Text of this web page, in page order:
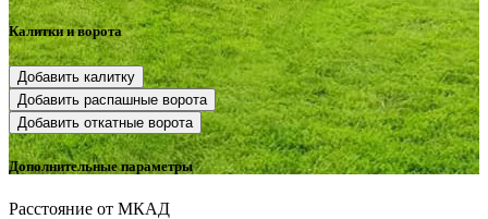
Калитки и ворота
Добавить калитку
Добавить распашные ворота
Добавить откатные ворота
Дополнительные параметры
Расстояние от МКАД